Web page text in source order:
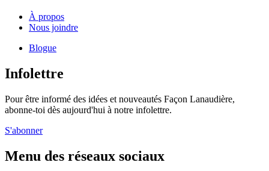
À propos
Nous joindre
Blogue
Infolettre
Pour être informé des idées et nouveautés Façon Lanaudière,
abonne-toi dès aujourd'hui à notre infolettre.
S'abonner
Menu des réseaux sociaux